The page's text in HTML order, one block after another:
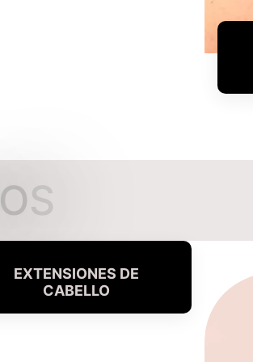
OS
EXTENSIONES DE
CABELLO